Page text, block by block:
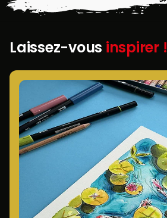
Laissez-vous inspirer !